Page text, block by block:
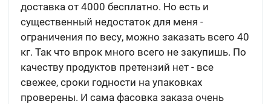
доставка от 4000 бесплатно. Но есть и
существенный недостаток для меня -
ограничения по весу, можно заказать всего 40
кг. Так что впрок много всего не закупишь. По
качеству продуктов претензий нет - все
свежее, сроки годности на упаковках
проверены. И сама фасовка заказа очень